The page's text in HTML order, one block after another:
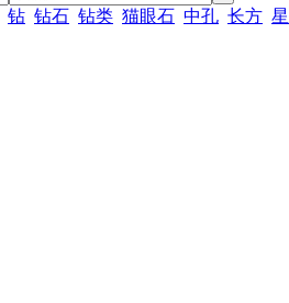
钻 钻石 钻类 猫眼石 中孔 长方